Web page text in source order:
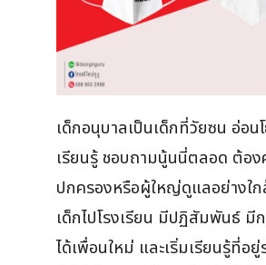
เด็กอนุบาลเป็นเด็กที่วัยซน อ่อน
เรียนรู้ ชอบถามนู้นนี่ตลอด ต้อ
ปกครองหรือผู้ใหญ่ดูแลอย่างใ
เด็กไปโรงเรียน มีปฏิสัมพันธ์ มี
ได้เพื่อนใหม่ และเริ่มเรียนรู้ที่อ